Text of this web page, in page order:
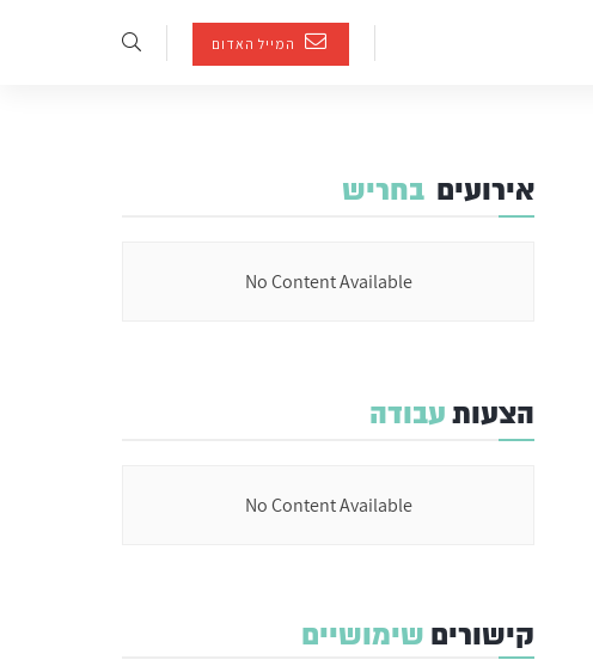
המייל האדום
אירועים בחריש
No Content Available
הצעותעבודה
No Content Available
קישורים שימושיים